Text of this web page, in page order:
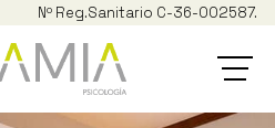
Nº Reg.Sanitario C-36-002587.